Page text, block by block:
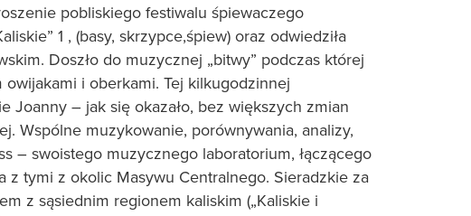
pobliskiego festiwalu śpiewaczego
1 , (basy, skrzypce,śpiew) oraz odwiedziła
Doszło do muzycznej „bitwy” podczas której
i oberkami. Tej kilkugodzinnej
Joanny – jak się okazało, bez większych zmian
Wspólne muzykowanie, porównywania, analizy,
– swoistego muzycznego laboratorium, łączącego
z tymi z okolic Masywu Centralnego. Sieradzkie za
z sąsiednim regionem kaliskim („Kaliskie i